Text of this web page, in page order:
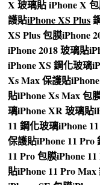
X 玻璃貼iPhone X
護貼iPhone XS Plus
XS Plus 包膜iPhone
iPhone 2018 玻璃貼
iPhone XS 鋼化玻璃
Xs Max 保護貼
貼iPhone Xs Max 包
璃iPhone XR 玻璃貼
11 鋼化玻璃iPhone
保護貼iPhone 11 Pro
11 Pro 包膜iPhone
貼iPhone 11 Pro